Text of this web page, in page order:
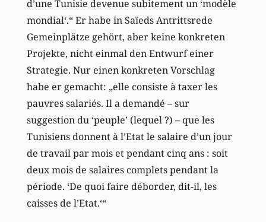
d’une Tunisie devenue subitement un ‘modèle
mondial‘.“ Er habe in Saïeds Antrittsrede
Gemeinplätze gehört, aber keine konkreten
Projekte, nicht einmal den Entwurf einer
Strategie. Nur einen konkreten Vorschlag
habe er gemacht: „elle consiste à taxer les
pauvres salariés. Il a demandé – sur
suggestion du ‘peuple’ (lequel ?) – que les
Tunisiens donnent à l’Etat le salaire d’un jour
de travail par mois et pendant cinq ans : soit
deux mois de salaires complets pendant la
période. ‘De quoi faire déborder, dit-il, les
caisses de l’Etat.‘“